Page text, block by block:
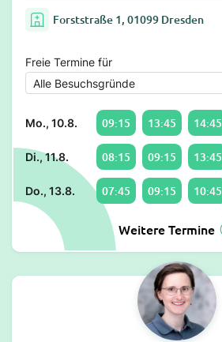
Forststraße 1, 01099 Dresden
Freie Termine für
Mo., 10.8. 09:15 13:45 14:45
Di., 11.8. 08:15 09:15 13:45
Do., 13.8. 07:45 09:15 10:45
Weitere Termine